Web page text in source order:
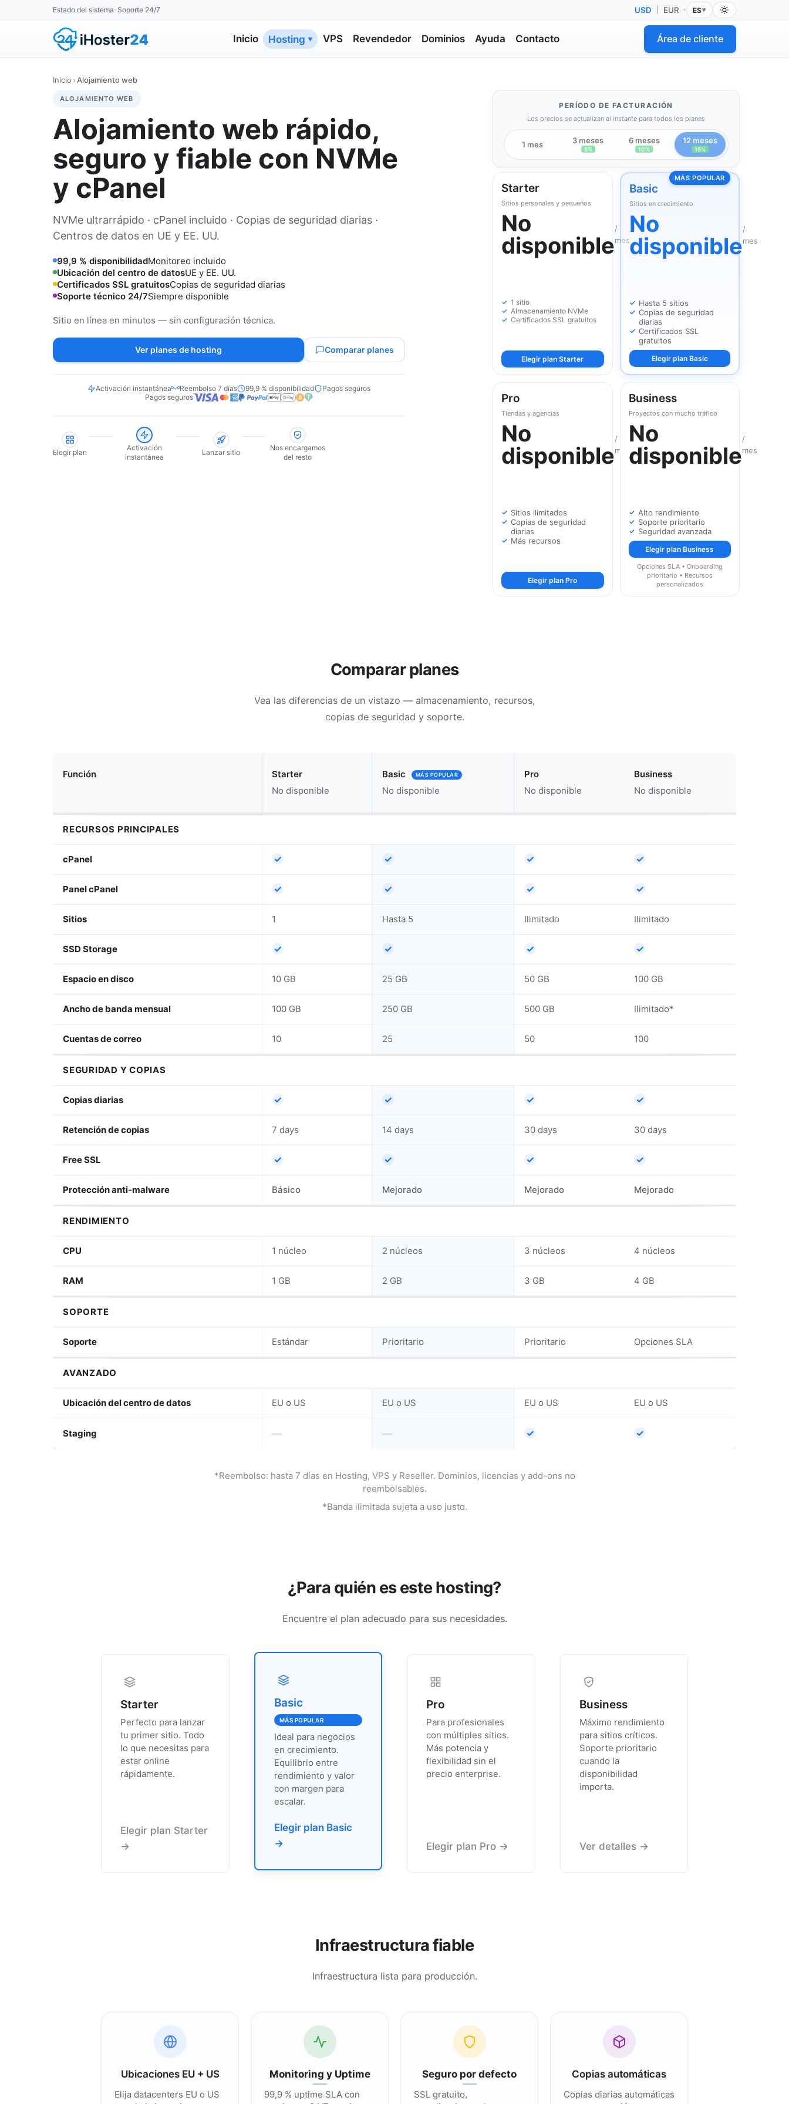
Estado del sistema • Soporte 24/7 USD EUR • ES▼
Inicio Hosting ▼ VPS Revendedor Dominios Ayuda Contacto Área de cliente
Inicio ›Alojamiento web
ALOJAMIENTO WEB
Alojamiento web rápido,
seguro y fiable con NVMe
y cPanel
NVMe ultrarrápido · cPanel incluido · Copias de seguridad diarias ·
Centros de datos en UE y EE. UU.
99,9 % disponibilidadMonitoreo incluido
Ubicación del centro de datosUE y EE. UU.
Certificados SSL gratuitosCopias de seguridad diarias
Soporte técnico 24/7Siempre disponible
Sitio en línea en minutos — sin configuración técnica.
Ver planes de hosting Comparar planes
Activación instantánea Reembolso 7 días 99,9 % disponibilidad
Pagos seguros
Pagos seguros
Elegir plan
Activación
instantánea
Lanzar sitio
Nos encargamos
del resto
PERÍODO DE FACTURACIÓN
Los precios se actualizan al instante para todos los planes
1 mes 3 meses
5%
6 meses
10%
12 meses
15%
Starter
Sitios personales y pequeños
No
disponible
/
mes
1 sitio
Almacenamiento NVMe
Certificados SSL gratuitos
Elegir plan Starter
MÁS POPULAR
Basic
Sitios en crecimiento
No
disponible
/
mes
Hasta 5 sitios
Copias de seguridad
diarias
Certificados SSL
gratuitos
Elegir plan Basic
Pro
Tiendas y agencias
No
disponible
/
mes
Sitios ilimitados
Copias de seguridad
diarias
Más recursos
Elegir plan Pro
Business
Proyectos con mucho tráfico
No
disponible
/
mes
Alto rendimiento
Soporte prioritario
Seguridad avanzada
Elegir plan Business
Opciones SLA • Onboarding
prioritario • Recursos
personalizados
Comparar planes
Vea las diferencias de un vistazo — almacenamiento, recursos,
copias de seguridad y soporte.
Función
Starter
No disponible
Basic MÁS POPULAR
No disponible
Pro
No disponible
Business
No disponible
RECURSOS PRINCIPALES
cPanel ✓ ✓ ✓ ✓
Panel cPanel ✓ ✓ ✓ ✓
Sitios 1 Hasta 5 Ilimitado Ilimitado
SSD Storage ✓ ✓ ✓ ✓
Espacio en disco 10 GB 25 GB 50 GB 100 GB
Ancho de banda mensual 100 GB 250 GB 500 GB Ilimitado*
Cuentas de correo 10 25 50 100
SEGURIDAD Y COPIAS
Copias diarias ✓ ✓ ✓ ✓
Retención de copias 7 days 14 days 30 days 30 days
Free SSL ✓ ✓ ✓ ✓
Protección anti-malware Básico Mejorado Mejorado Mejorado
RENDIMIENTO
CPU 1 núcleo 2 núcleos 3 núcleos 4 núcleos
RAM 1 GB 2 GB 3 GB 4 GB
SOPORTE
Soporte Estándar Prioritario Prioritario Opciones SLA
AVANZADO
Ubicación del centro de datos EU o US EU o US EU o US EU o US
Staging — — ✓ ✓
*Reembolso: hasta 7 días en Hosting, VPS y Reseller. Dominios, licencias y add-ons no
reembolsables.
*Banda ilimitada sujeta a uso justo.
¿Para quién es este hosting?
Encuentre el plan adecuado para sus necesidades.
Starter
Perfecto para lanzar
tu primer sitio. Todo
lo que necesitas para
estar online
rápidamente.
Elegir plan Starter
→
Basic
MÁS POPULAR
Ideal para negocios
en crecimiento.
Equilibrio entre
rendimiento y valor
con margen para
escalar.
Elegir plan Basic
→
Pro
Para profesionales
con múltiples sitios.
Más potencia y
flexibilidad sin el
precio enterprise.
Elegir plan Pro →
Business
Máximo rendimiento
para sitios críticos.
Soporte prioritario
cuando la
disponibilidad
importa.
Ver detalles →
Infraestructura fiable
Infraestructura lista para producción.
Ubicaciones EU + US
Elija datacenters EU o US
Monitoring y Uptime
99,9 % uptime SLA con
Seguro por defecto
SSL gratuito,
Copias automáticas
Copias diarias automáticas